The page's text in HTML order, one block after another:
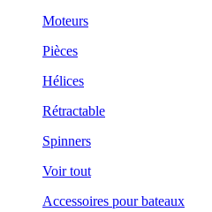
Moteurs
Pièces
Hélices
Rétractable
Spinners
Voir tout
Accessoires pour bateaux